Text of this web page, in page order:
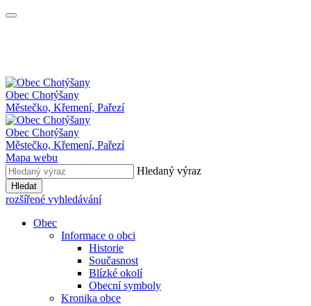
Obec Chotýšany
Městečko, Křemení, Pařezí
Obec Chotýšany
Městečko, Křemení, Pařezí
Mapa webu
Hledaný výraz
Hledat
rozšířené vyhledávání
Obec
Informace o obci
Historie
Současnost
Blízké okolí
Obecní symboly
Kronika obce